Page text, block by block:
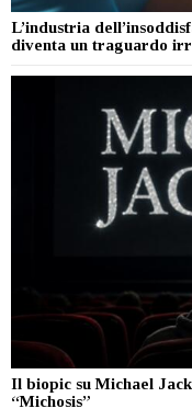
L’industria
diventa un traguardo
Il biopic su Michael
“Michosis”